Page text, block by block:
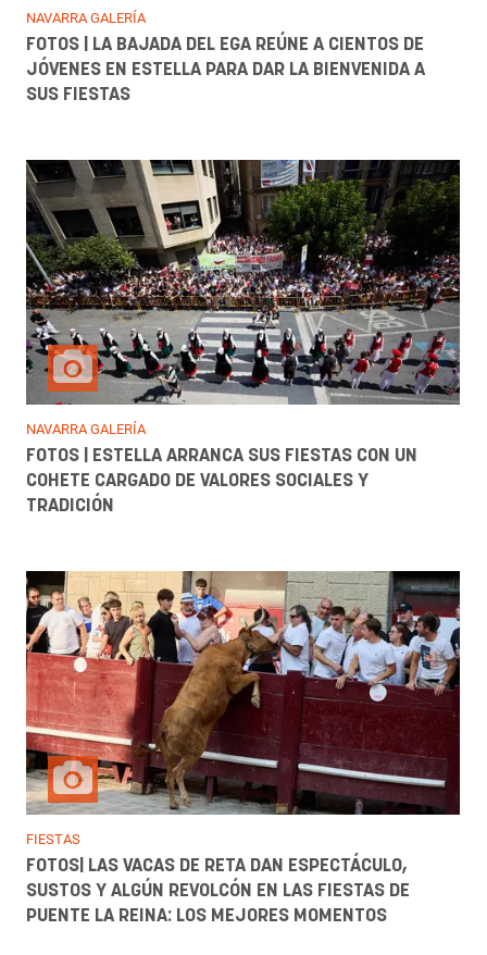
NAVARRA GALERÍA
FOTOS | LA BAJADA DEL EGA REÚNE A CIENTOS DE
JÓVENES EN ESTELLA PARA DAR LA BIENVENIDA A
SUS FIESTAS
NAVARRA GALERÍA
FOTOS | ESTELLA ARRANCA SUS FIESTAS CON UN
COHETE CARGADO DE VALORES SOCIALES Y
TRADICIÓN
FIESTAS
FOTOS| LAS VACAS DE RETA DAN ESPECTÁCULO,
SUSTOS Y ALGÚN REVOLCÓN EN LAS FIESTAS DE
PUENTE LA REINA: LOS MEJORES MOMENTOS